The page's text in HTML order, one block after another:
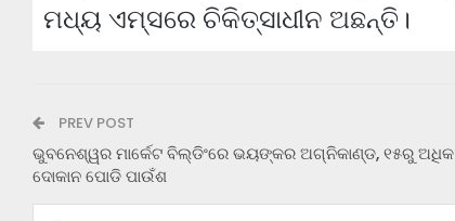
ମଧ୍ୟ ଏମ୍ସରେ ଚିକିତ୍ସାଧୀନ ଅଛନ୍ତି।
PREV POST
ଭୁବନେଶ୍ୱର ମାର୍କେଟ ବିଲ୍ଡିଂରେ ଭୟଙ୍କର ଅଗ୍ନିକାଣ୍ଡ, ୧୫ରୁ ଅଧିକ
ଦୋକାନ ପୋଡି ପାଉଁଶ